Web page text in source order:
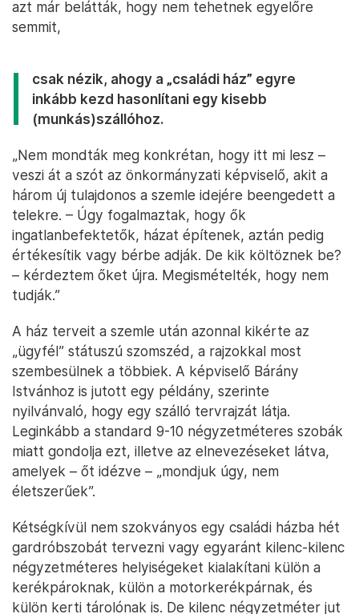
azt már belátták, hogy nem tehetnek egyelőre
semmit,
csak nézik, ahogy a „családi ház” egyre
inkább kezd hasonlítani egy kisebb
(munkás)szállóhoz.
„Nem mondták meg konkrétan, hogy itt mi lesz –
veszi át a szót az önkormányzati képviselő, akit a
három új tulajdonos a szemle idejére beengedett a
telekre. – Úgy fogalmaztak, hogy ők
ingatlanbefektetők, házat építenek, aztán pedig
értékesítik vagy bérbe adják. De kik költöznek be?
– kérdeztem őket újra. Megismételték, hogy nem
tudják.”
A ház terveit a szemle után azonnal kikérte az
„ügyfél” státuszú szomszéd, a rajzokkal most
szembesülnek a többiek. A képviselő Bárány
Istvánhoz is jutott egy példány, szerinte
nyilvánvaló, hogy egy szálló tervrajzát látja.
Leginkább a standard 9-10 négyzetméteres szobák
miatt gondolja ezt, illetve az elnevezéseket látva,
amelyek – őt idézve – „mondjuk úgy, nem
életszerűek”.
Kétségkívül nem szokványos egy családi házba hét
gardróbszobát tervezni vagy egyaránt kilenc-kilenc
négyzetméteres helyiségeket kialakítani külön a
kerékpároknak, külön a motorkerékpárnak, és
külön kerti tárolónak is. De kilenc négyzetméter jut